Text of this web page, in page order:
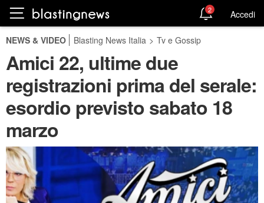
2 Accedi
NEWS & VIDEO Blasting News Italia > Tv e Gossip
Amici 22, ultime due
registrazioni prima del serale:
esordio previsto sabato 18
marzo